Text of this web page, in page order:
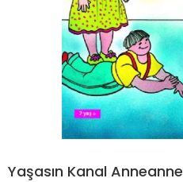
Yaşasın Kanal Anneanne